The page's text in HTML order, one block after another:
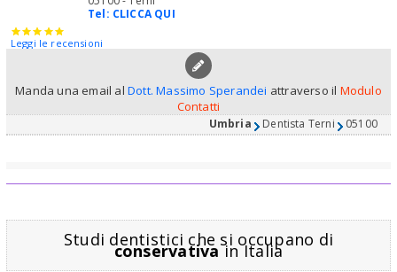
Tel: CLICCA QUI
Leggi le recensioni
Manda una email al Dott. Massimo Sperandei attraverso il Modulo
Contatti
Umbria Dentista Terni 05100
Studi dentistici che si occupano di
conservativain Italia